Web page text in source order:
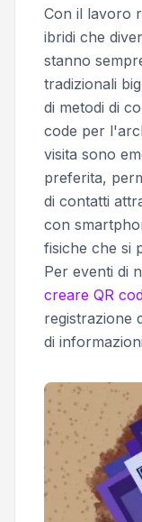
Con il lavoro
ibridi che
stanno
tradizionali
di metodi di
code per
visita sono
preferita,
di contatti
con
fisiche che si
Per eventi di
creare QR
registrazione
di